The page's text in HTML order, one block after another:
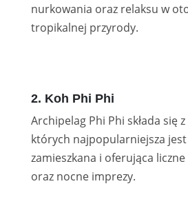
nurkowania oraz relaksu w
tropikalnej przyrody.
2. Koh Phi Phi
Archipelag Phi Phi składa się
których najpopularniejsza
zamieszkana i oferująca
oraz nocne imprezy.